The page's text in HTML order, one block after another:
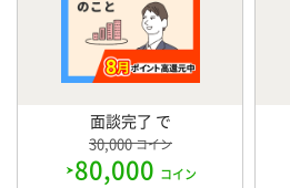
面談完了 で
30,000コイン
80,000 コイン